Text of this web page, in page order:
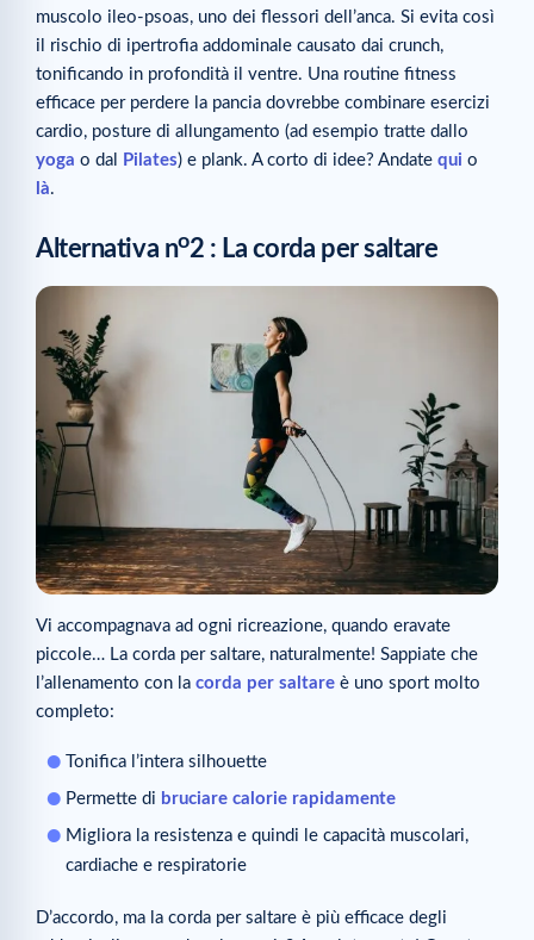
muscolo ileo-psoas, uno dei flessori dell’anca. Si evita così
il rischio di ipertrofia addominale causato dai crunch,
tonificando in profondità il ventre. Una routine fitness
efficace per perdere la pancia dovrebbe combinare esercizi
cardio, posture di allungamento (ad esempio tratte dallo
yoga o dal Pilates) e plank. A corto di idee? Andate qui o
là.
Alternativa no2 : La corda per saltare
Vi accompagnava ad ogni ricreazione, quando eravate
piccole… La corda per saltare, naturalmente! Sappiate che
l’allenamento con la corda per saltare è uno sport molto
completo:
Tonifica l’intera silhouette
Permette di bruciare calorie rapidamente
Migliora la resistenza e quindi le capacità muscolari,
cardiache e respiratorie
D’accordo, ma la corda per saltare è più efficace degli